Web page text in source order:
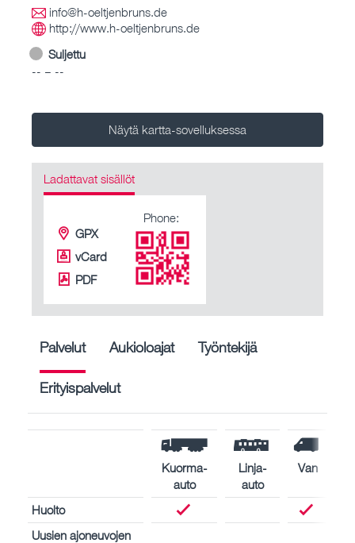
info@h-oeltjenbruns.de
http://www.h-oeltjenbruns.de
Suljettu
-- – --
Näytä kartta-sovelluksessa
Ladattavat sisällöt
GPX
vCard
PDF
Phone:
Palvelut Aukioloajat Työntekijä
Erityispalvelut
Kuorma-
auto
Linja-
auto
Van
Huolto
Uusien ajoneuvojen